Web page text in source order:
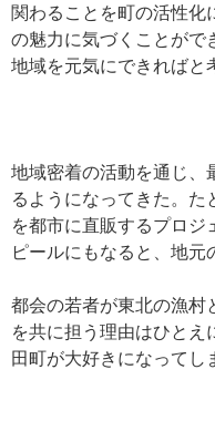
関わることを町の活性化
の魅力に気づくことがで
地域を元気にできればと
地域密着の活動を通じ、
るようになってきた。た
を都市に直販するプロジ
ピールにもなると、地元
都会の若者が東北の漁村
を共に担う理由はひとえ
田町が大好きになってし